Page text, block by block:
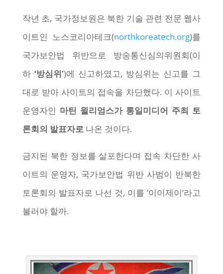
작년 초, 국가정보원은 북한 기술 관련 전문 웹사
이트인 노스코리아테크(northkoreatech.org)를
국가보안법 위반으로 방송통신심의위원회(이
하 ‘방심위’)에 신고하였고, 방심위는 신고를 그
대로 받아 사이트의 접속을 차단했다. 이 사이트
운영자인 마틴 윌리엄스가 통일미디어 주최 토
론회의 발표자로나온 것이다.
금지된 북한 정보를 살포한다며 접속 차단한 사
이트의 운영자, 국가보안법 위반 사범이 반북한
토론회의 발표자로 나선 것, 이를 ‘이이제이’라고
불러야 할까.